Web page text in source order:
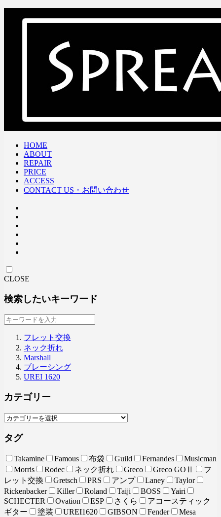
HOME
ABOUT
REPAIR
PRICE
ACCESS
CONTACT US・お問い合わせ
CLOSE
検索したいキーワード
フレット交換
ネック折れ
Marshall
ブレーシング
UREI 1620
カテゴリー
タグ
Takamine Famous 布袋 Guild Fernandes
Musicman
Morris
Rodec ネック折れ Greco Greco GOⅡ
フ
レット交換
Gretsch PRS アンプ Laney
Taylor
Rickenbacker
Killer Roland Taiji BOSS
Yairi
SCHECTER
Ovation ESP さくら
アコースティック
ギター
塗装 UREI1620 GIBSON Fender
Mesa